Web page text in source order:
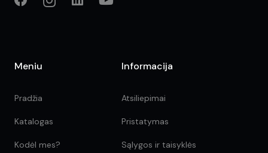
Meniu
Pradžia
Katalogas
Kodėl mes?
Informacija
Atsiliepimai
Pristatymas
Sąlygos ir taisyklės